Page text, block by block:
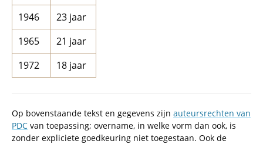
1946
23 jaar
1965
21 jaar
1972
18 jaar
Op bovenstaande tekst en gegevens zijn auteursrechten van
PDC van toepassing; overname, in welke vorm dan ook, is
zonder expliciete goedkeuring niet toegestaan. Ook de